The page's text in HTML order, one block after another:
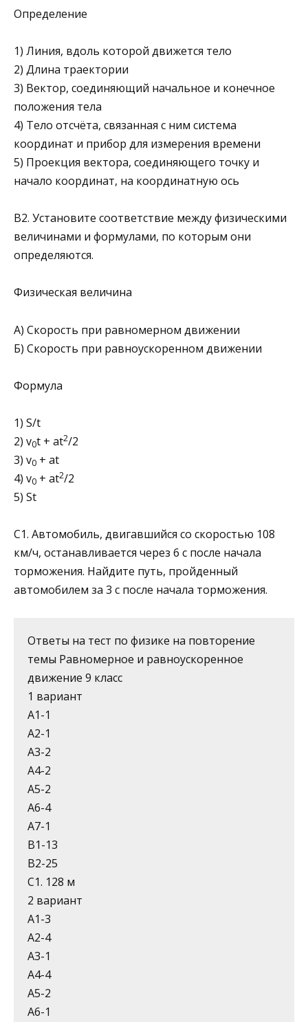
Определение
1) Линия, вдоль которой движется тело
2) Длина траектории
3) Вектор, соединяющий начальное и конечное
положения тела
4) Тело отсчёта, связанная с ним система
координат и прибор для измерения времени
5) Проекция вектора, соединяюще­го точку и
начало координат, на координатную ось
В2. Установите соответствие между физическими
вели­чинами и формулами, по которым они
определяются.
Физическая величина
А) Скорость при равномерном движении
Б) Скорость при равноускоренном движении
Формула
1) S/t
2) v0t + at2/2
3) v0 + at
4) v0 + at2/2
5) St
C1. Автомобиль, двигавшийся со скоростью 108
км/ч, останавливается через 6 с после начала
торможения. Найдите путь, пройденный
автомобилем за 3 с после начала торможения.
Ответы на тест по физике на повторение
темы Равномерное и равноускоренное
движение 9 класс
1 вариант
А1-1
А2-1
А3-2
А4-2
А5-2
А6-4
А7-1
В1-13
В2-25
С1. 128 м
2 вариант
А1-3
А2-4
А3-1
А4-4
А5-2
А6-1